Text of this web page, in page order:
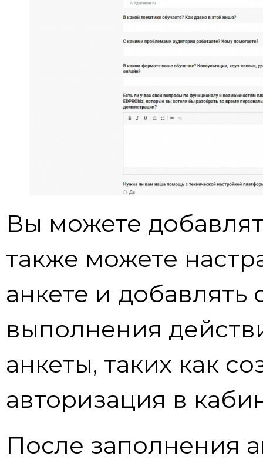
Вы можете
также можете
анкете и добавлять
выполнения
анкеты, таких как
авторизация в
После заполнения